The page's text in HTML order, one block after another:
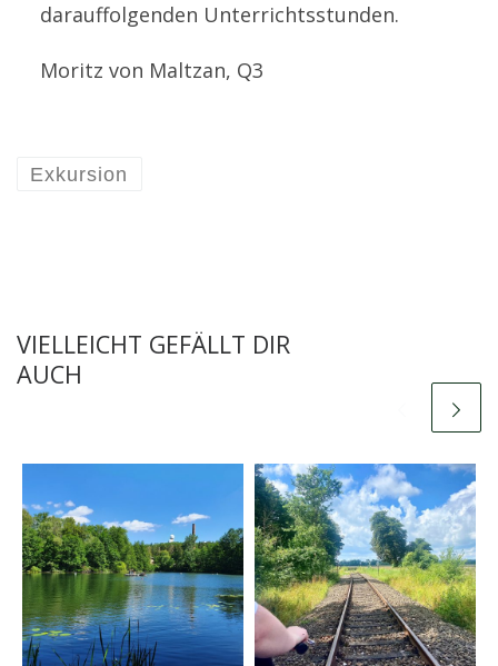
darauffolgenden Unterrichtsstunden.
Moritz von Maltzan, Q3
Exkursion
VIELLEICHT GEFÄLLT DIR
AUCH